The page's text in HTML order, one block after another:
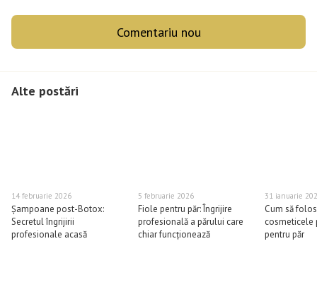
Comentariu nou
Alte postări
14 februarie 2026
Șampoane post-Botox:
Secretul îngrijirii
profesionale acasă
5 februarie 2026
Fiole pentru păr: Îngrijire
profesională a părului care
chiar funcționează
31 ianuarie
Cum să
cosmeticele
pentru păr